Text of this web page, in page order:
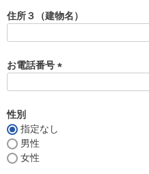
須
)
住所３（建物名）
お電話番号
性別
指定なし
男性
女性